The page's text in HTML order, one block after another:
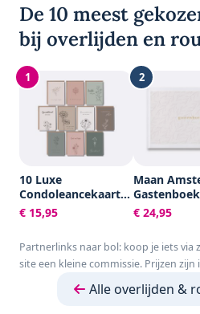
De 10 meest
bij overlijden en
1
10 Luxe
Condoleancekaarten
met Enveloppen -
Rouwkaarten -
A6 - Blanco - Aardse
Kleuren
€ 15,95
2
Maan
100 blanco
- Neutraal -
afscheid,
€ 24,95
Partnerlinks naar bol: koop je iets via
site een kleine commissie. Prijzen zijn
Alle overlijden &